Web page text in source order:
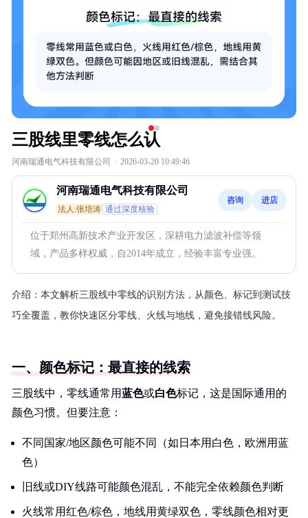
三股线里零线怎么认
河南瑞通电气科技有限公司 · 2026-03-20 10:49:46
河南瑞通电气科技有限公司
法人:张培涛 通过深度核验
咨询 进店
位于郑州高新技术产业开发区，深耕电力滤波补偿等领
域，产品多样权威，自2014年成立，经验丰富专业强。
介绍： 本文解析三股线中零线的识别方法，从颜色、标记到测试技
巧全覆盖，教你快速区分零线、火线与地线，避免接错线风险。
一、颜色标记：最直接的线索
三股线中，零线通常用蓝色或白色标记，这是国际通用的
颜色习惯。但要注意：
不同国家/地区颜色可能不同（如日本用白色，欧洲用蓝
色）
旧线或DIY线路可能颜色混乱，不能完全依赖颜色判断
火线常用红色/棕色，地线用黄绿双色，零线颜色相对更